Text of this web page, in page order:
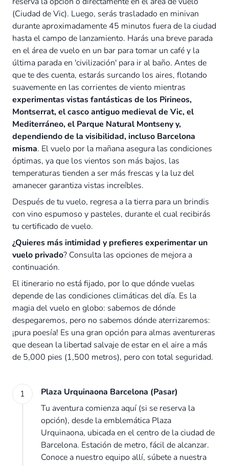
(Ciudad de Vic). Luego, serás trasladado en minivan
durante aproximadamente 45 minutos fuera de la ciudad
hasta el campo de lanzamiento. Harás una breve parada
en el área de vuelo en un bar para tomar un café y la
última parada en 'civilización' para ir al baño. Antes de
que te des cuenta, estarás surcando los aires, flotando
suavemente en las corrientes de viento mientras
experimentas vistas fantásticas de los Pirineos,
Montserrat, el casco antiguo medieval de Vic, el
Mediterráneo, el Parque Natural Montseny y,
dependiendo de la visibilidad, incluso Barcelona
misma. El vuelo por la mañana asegura las condiciones
óptimas, ya que los vientos son más bajos, las
temperaturas tienden a ser más frescas y la luz del
amanecer garantiza vistas increíbles.
Después de tu vuelo, regresa a la tierra para un brindis
con vino espumoso y pasteles, durante el cual recibirás
tu certificado de vuelo.
¿Quieres más intimidad y prefieres experimentar un
vuelo privado? Consulta las opciones de mejora a
continuación.
El itinerario no está fijado, por lo que dónde vuelas
depende de las condiciones climáticas del día. Es la
magia del vuelo en globo: sabemos de dónde
despegaremos, pero no sabemos dónde aterrizaremos:
¡pura poesía! Es una gran opción para almas aventureras
que desean la libertad salvaje de estar en el aire a más
de 5,000 pies (1,500 metros), pero con total seguridad.
1
Plaza Urquinaona Barcelona (Pasar)
Tu aventura comienza aquí (si se reserva la
opción), desde la emblemática Plaza
Urquinaona, ubicada en el centro de la ciudad de
Barcelona. Estación de metro, fácil de alcanzar.
Conoce a nuestro equipo allí, súbete a nuestra